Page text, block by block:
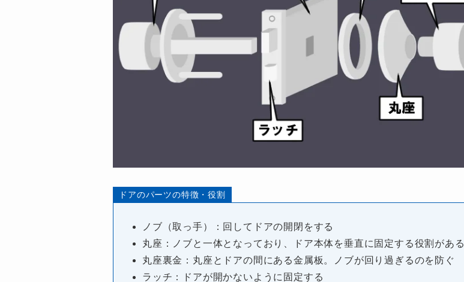
ドアのパーツの特徴・役割
ノブ（取っ手）：回してドアの開閉をする
丸座：ノブと一体となっており、ドア本体を垂直に固定する役割がある
丸座裏金：丸座とドアの間にある金属板。ノブが回り過ぎるのを防ぐ
ラッチ：ドアが開かないように固定する